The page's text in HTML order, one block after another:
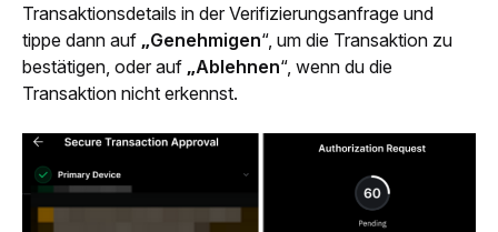
Transaktionsdetails in der Verifizierungsanfrage und
tippe dann auf „Genehmigen“, um die Transaktion zu
bestätigen, oder auf „Ablehnen“, wenn du die
Transaktion nicht erkennst.